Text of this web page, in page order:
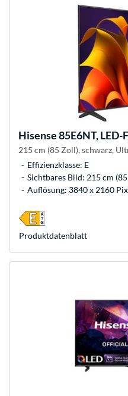
Hisense85E6NT, LED-
215 cm (85 Zoll), schwarz,
Effizienzklasse: E
Sichtbares Bild: 215 cm
Auflösung: 3840 x 2160
Produkt­datenblatt